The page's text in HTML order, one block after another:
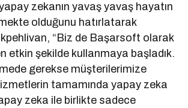
zekanın yavaş yavaş hayatın
olduğunu hatırlatarak
“Biz de Başarsoft olarak
etkin şekilde kullanmaya başladık.
gerekse müşterilerimize
tamamında yapay zeka
zeka ile birlikte sadece